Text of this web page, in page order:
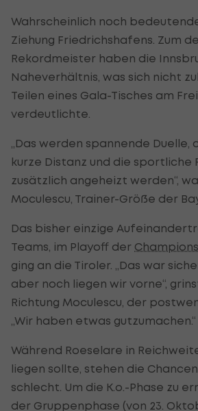
Wahrscheinlich noch
Ziehung Friedrichshafens. Zum
Rekordmeister haben die
Naheverhältnis, was sich nicht
Teilen eines Gala-Tisches am
verdeutlichte.
„Das werden spannende Duelle,
kurze Distanz und die sportliche
zusätzlich angeheizt werden“,
Moculescu, Trainer-Größe der
Das bisher einzige
Teams, im Playoff der
ging an die Tiroler. „Das war
aber noch liegen wir vorne“,
Richtung Moculescu, der
„Wir haben etwas gutzumachen.“
Während Roeselare in
liegen sollte, stehen die
schlecht. Um die K.o.-Phase zu
der Gruppenphase (von 23.